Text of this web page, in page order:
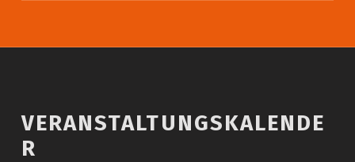
VERANSTALTUNGSKALENDE
R